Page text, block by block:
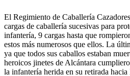
El Regimiento de Caballería
cargas de caballería sucesivas para
infantería, 9 cargas hasta que
estos más numerosos que ellos. La
ya que todos sus caballos estaban
heroicos jinetes de Alcántara
la infantería herida en su retirada